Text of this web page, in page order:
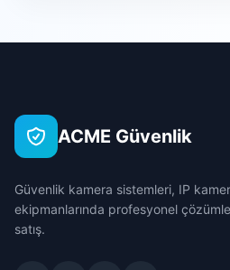
Çorum
Denizli
Tufanbeyli
Yüreğir
Cemaliye
Çırık
ACME Güvenlik
Güvenlik kamera sistemleri, IP
ekipmanlarında profesyonel
satış.